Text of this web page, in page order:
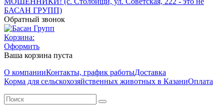
БАСАН ГРУПП)
Обратный звонок
Корзина:
Оформить
Ваша корзина пуста
О компанииКонтакты, график работыДоставка
Корма для сельскохозяйственных животных в КазаниОплата